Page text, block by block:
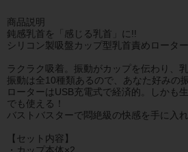
商品説明
鈍感乳首を「感じる乳首」に!!
シリコン製吸盤カップ型乳首責めロータ
ラクラク吸着。振動がカップを伝わり、
振動は全10種類あるので、あなた好みの
ローターはUSB充電式で経済的。しかも
でも使える！
バストバスターで悶絶級の快感を手に入
【セット内容】